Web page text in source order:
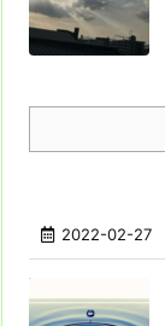
2022-02-27